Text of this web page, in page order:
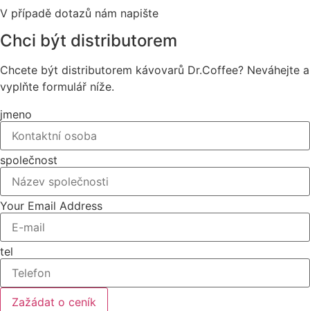
V případě dotazů nám napište
Chci být distributorem
Chcete být distributorem kávovarů Dr.Coffee? Neváhejte a
vyplňte formulář níže.
jmeno
společnost
Your Email Address
tel
Zažádat o ceník